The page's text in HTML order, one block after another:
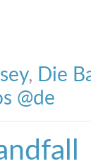
, Die
@de